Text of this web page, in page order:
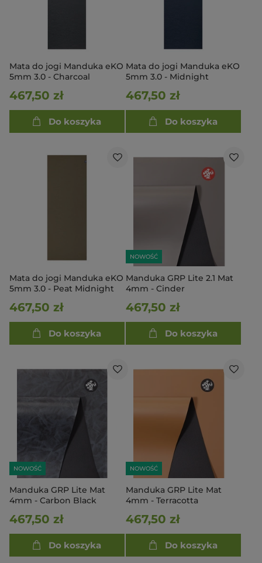
Mata do jogi Manduka eKO
5mm 3.0 - Charcoal
467,50 zł
Do koszyka
Mata do jogi Manduka eKO
5mm 3.0 - Midnight
467,50 zł
Do koszyka
Mata do jogi Manduka eKO
5mm 3.0 - Peat Midnight
467,50 zł
Do koszyka
NOWOŚĆ
Manduka GRP Lite 2.1 Mat
4mm - Cinder
467,50 zł
Do koszyka
NOWOŚĆ
Manduka GRP Lite Mat
4mm - Carbon Black
467,50 zł
Do koszyka
NOWOŚĆ
Manduka GRP Lite Mat
4mm - Terracotta
467,50 zł
Do koszyka